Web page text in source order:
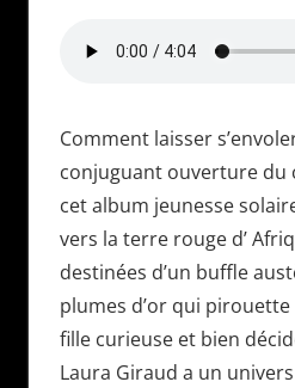
Comment laisser
conjuguant ouverture
cet album jeunesse
vers la terre rouge d’
destinées d’un buffle
plumes d’or qui
fille curieuse et bien
Laura Giraud a un